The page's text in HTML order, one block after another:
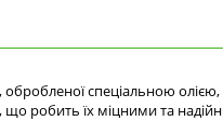
спеціальною
що робить їх міцними та